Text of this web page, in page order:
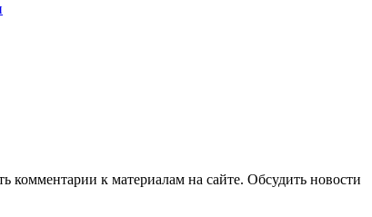
к материалам на сайте. Обсудить новости